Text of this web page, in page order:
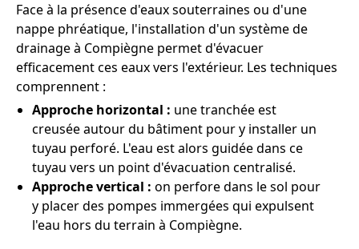
Face à la présence d'eaux souterraines ou d'une
nappe phréatique, l'installation d'un système de
drainage à Compiègne permet d'évacuer
efficacement ces eaux vers l'extérieur. Les techniques
comprennent :
Approche horizontal : une tranchée est
creusée autour du bâtiment pour y installer un
tuyau perforé. L'eau est alors guidée dans ce
tuyau vers un point d'évacuation centralisé.
Approche vertical : on perfore dans le sol pour
y placer des pompes immergées qui expulsent
l'eau hors du terrain à Compiègne.